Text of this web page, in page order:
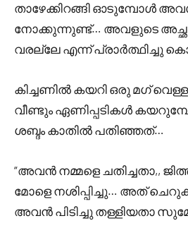
താഴേക്കിറങ്ങി ഓടുമ്പോൾ
നോക്കുന്നുണ്ട്… അവളുടെ
വരല്ലേ എന്ന് പ്രാർത്ഥിച്ചു
കിച്ചണിൽ കയറി ഒരു മഗ്
വീണ്ടും ഏണിപ്പടികൾ
ശബ്ദം കാതിൽ പതിഞ്ഞത്…
“അവൻ നമ്മളെ ചതിച്ചതാ,,
മോളെ നശിപ്പിച്ചു… അത്
അവൻ പിടിച്ചു തള്ളിയതാ